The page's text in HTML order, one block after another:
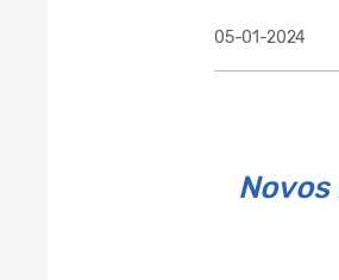
05-01-2024
Novos